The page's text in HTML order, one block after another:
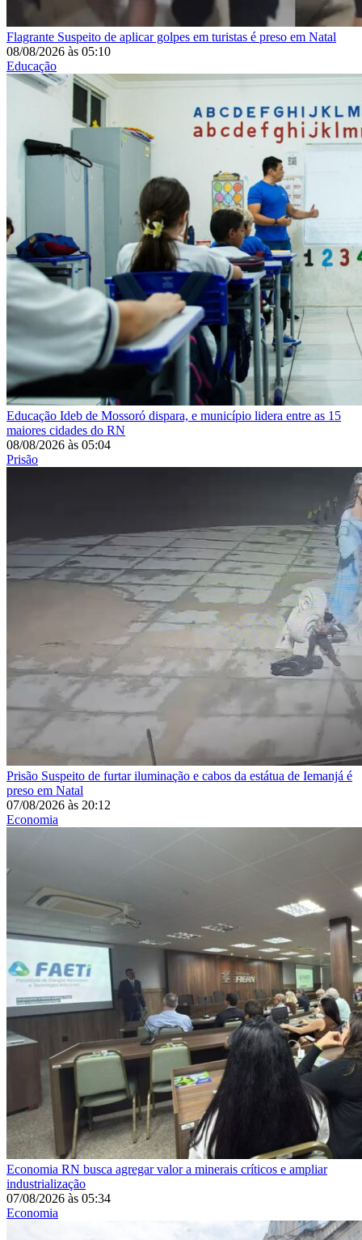
Flagrante Suspeito de aplicar golpes em turistas é preso em Natal
08/08/2026 às 05:10
Educação
Educação Ideb de Mossoró dispara, e município lidera entre as 15
maiores cidades do RN
08/08/2026 às 05:04
Prisão
Prisão Suspeito de furtar iluminação e cabos da estátua de Iemanjá é
preso em Natal
07/08/2026 às 20:12
Economia
Economia RN busca agregar valor a minerais críticos e ampliar
industrialização
07/08/2026 às 05:34
Economia